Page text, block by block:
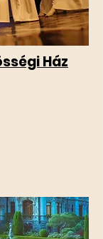
Ház